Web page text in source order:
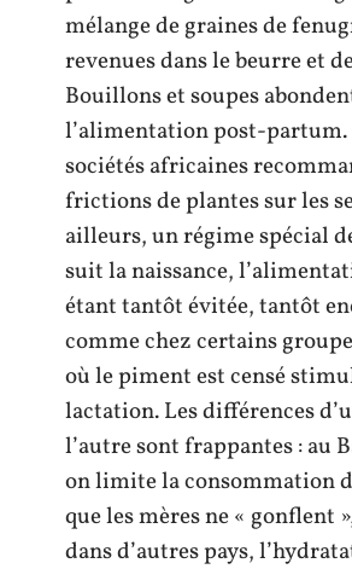
mélange de graines de
revenues dans le beurre et
Bouillons et soupes
l’alimentation post-partum.
sociétés africaines
frictions de plantes sur les
ailleurs, un régime spécial
suit la naissance,
étant tantôt évitée, tantôt
comme chez certains
où le piment est censé
lactation. Les différences
l’autre sont frappantes : au
on limite la consommation
que les mères ne « gonflent
dans d’autres pays,